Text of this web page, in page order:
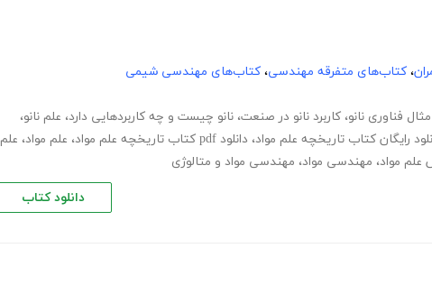
، کتاب‌های متفرقه مهندسی، کتاب‌های مهندسی شیمی
مثال فناوری نانو، کاربرد نانو در صنعت، نانو چیست و چه کاربردهایی دارد، علم نانو،
رایگان کتاب تاریخچه علم مواد، دانلود pdf کتاب تاریخچه علم مواد ، علم مواد، علم
علم مواد، مهندسی مواد، مهندسی مواد و متالوژی
دانلود کتاب